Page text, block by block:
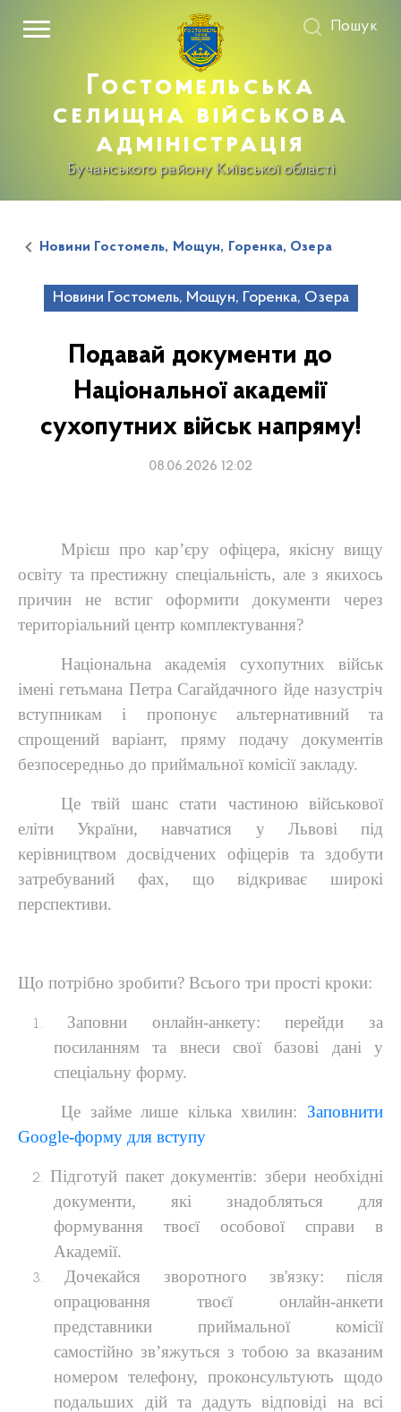
Гостомельська
селищна військова
адміністрація
Бучанського району Київської області
Пошук
Новини Гостомель, Мощун, Горенка, Озера
Новини Гостомель, Мощун, Горенка, Озера
Подавай документи до
Національної академії
сухопутних військ напряму!
08.06.2026 12:02
Мрієш про кар’єру офіцера, якісну вищу
освіту та престижну спеціальність, але з якихось
причин не встиг оформити документи через
територіальний центр комплектування?
Національна академія сухопутних військ
імені гетьмана Петра Сагайдачного йде назустріч
вступникам і пропонує альтернативний та
спрощений варіант, пряму подачу документів
безпосередньо до приймальної комісії закладу.
Це твій шанс стати частиною військової
еліти України, навчатися у Львові під
керівництвом досвідчених офіцерів та здобути
затребуваний фах, що відкриває широкі
перспективи.
Що потрібно зробити? Всього три прості кроки:
Заповни онлайн-анкету: перейди за
посиланням та внеси свої базові дані у
спеціальну форму.
Це займе лише кілька хвилин:
Заповнити
Google-форму для вступу
Підготуй пакет документів: збери необхідні
документи, які знадобляться для
формування твоєї особової справи в
Академії.
Дочекайся зворотного зв'язку: після
опрацювання твоєї онлайн-анкети
представники приймальної комісії
самостійно зв’яжуться з тобою за вказаним
номером телефону, проконсультують щодо
подальших дій та дадуть відповіді на всі